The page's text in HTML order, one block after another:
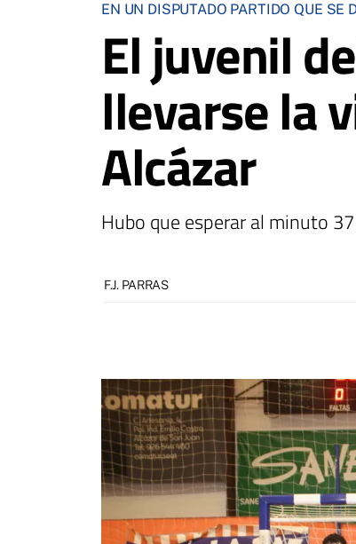
EN UN DISPUTADO PARTIDO QUE
El juvenil
llevarse la
Alcázar
Hubo que esperar al minuto
F.J. PARRAS